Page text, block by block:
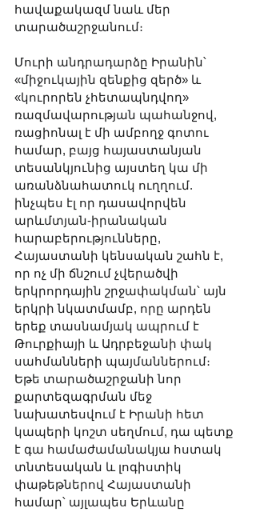
հավաքակազմ նաև մեր
տարածաշրջանում։
Մուրի անդրադարձը Իրանին՝
«միջուկային զենքից զերծ» և
«կուրորեն չհետապնդվող»
ռազմավարության պահանջով,
ռացիոնալ է մի ամբողջ գոտու
համար, բայց հայաստանյան
տեսանկյունից այստեղ կա մի
առանձնահատուկ ուղղում.
ինչպես էլ որ դասավորվեն
արևմտյան-իրանական
հարաբերությունները,
Հայաստանի կենսական շահն է,
որ ոչ մի ճնշում չվերածվի
երկրորդային շրջափակման՝ այն
երկրի նկատմամբ, որը արդեն
երեք տասնամյակ ապրում է
Թուրքիայի և Ադրբեջանի փակ
սահմանների պայմաններում։
Եթե տարածաշրջանի նոր
քարտեզագրման մեջ
նախատեսվում է Իրանի հետ
կապերի կոշտ սեղմում, դա պետք
է գա համաժամանակյա հստակ
տնտեսական և լոգիստիկ
փաթեթներով Հայաստանի
համար՝ այլապես Երևանը